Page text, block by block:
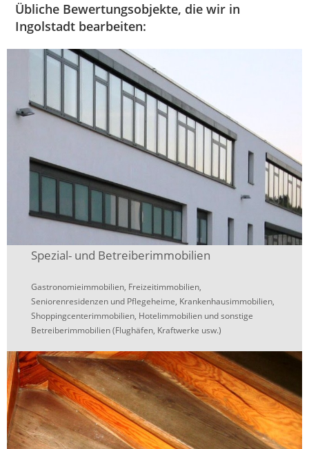
Übliche Bewertungsobjekte, die wir in
Ingolstadt bearbeiten:
Spezial- und Betreiberimmobilien
Gastronomieimmobilien, Freizeitimmobilien,
Seniorenresidenzen und Pflegeheime, Krankenhausimmobilien,
Shoppingcenterimmobilien, Hotelimmobilien und sonstige
Betreiberimmobilien (Flughäfen, Kraftwerke usw.)